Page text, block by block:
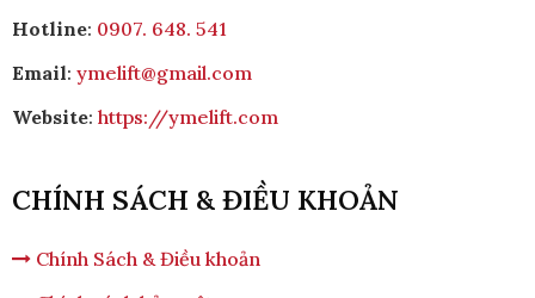
Hotline: 0907. 648. 541
Email: ymelift@gmail.com
Website: https://ymelift.com
CHÍNH SÁCH & ĐIỀU KHOẢN
Chính Sách & Điều khoản